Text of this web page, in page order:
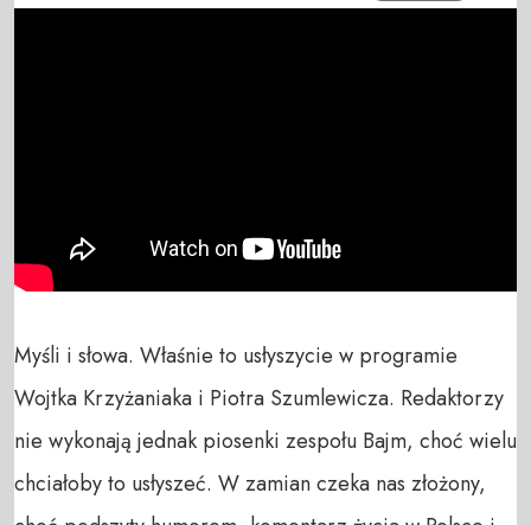
Myśli i słowa. Właśnie to usłyszycie w programie
Wojtka Krzyżaniaka i Piotra Szumlewicza. Redaktorzy
nie wykonają jednak piosenki zespołu Bajm, choć wielu
chciałoby to usłyszeć. W zamian czeka nas złożony,